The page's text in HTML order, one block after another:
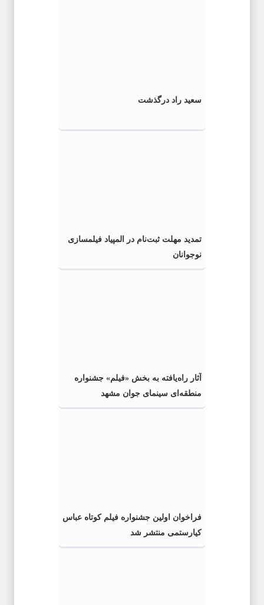
سعید راد درگذشت
تمدید مهلت ثبت‌نام در المپیاد فیلمسازی
نوجوانان
آثار راه‌یافته به بخش «فیلم» جشنواره
منطقه‌ای سینمای جوان مشهد
فراخوان اولین جشنواره فیلم کوتاه عباس
کیارستمی منتشر شد